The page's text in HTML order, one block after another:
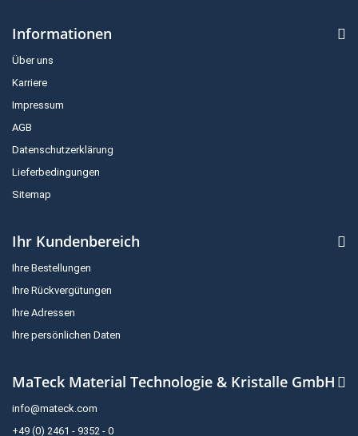
Informationen
Über uns
Karriere
Impressum
AGB
Datenschutzerklärung
Lieferbedingungen
Sitemap
Ihr Kundenbereich
Ihre Bestellungen
Ihre Rückvergütungen
Ihre Adressen
Ihre persönlichen Daten
MaTeck Material Technologie & Kristalle GmbH
info@mateck.com
+49 (0) 2461 - 9352 - 0